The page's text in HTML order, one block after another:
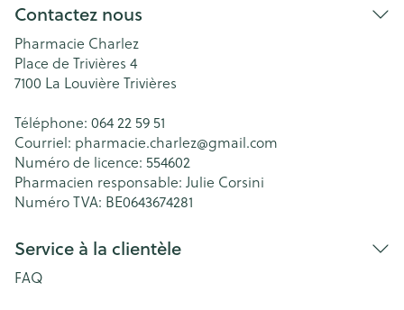
Contactez nous
Pharmacie Charlez
Place de Trivières 4
7100 La Louvière Trivières
Téléphone: 064 22 59 51
Courriel: pharmacie.charlez@gmail.com
Numéro de licence: 554602
Pharmacien responsable: Julie Corsini
Numéro TVA: BE0643674281
Service à la clientèle
FAQ